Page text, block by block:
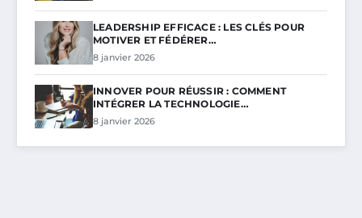
LEADERSHIP EFFICACE : LES CLÉS POUR
MOTIVER ET FÉDÉRER…
8 janvier 2026
INNOVER POUR RÉUSSIR : COMMENT
INTÉGRER LA TECHNOLOGIE…
8 janvier 2026